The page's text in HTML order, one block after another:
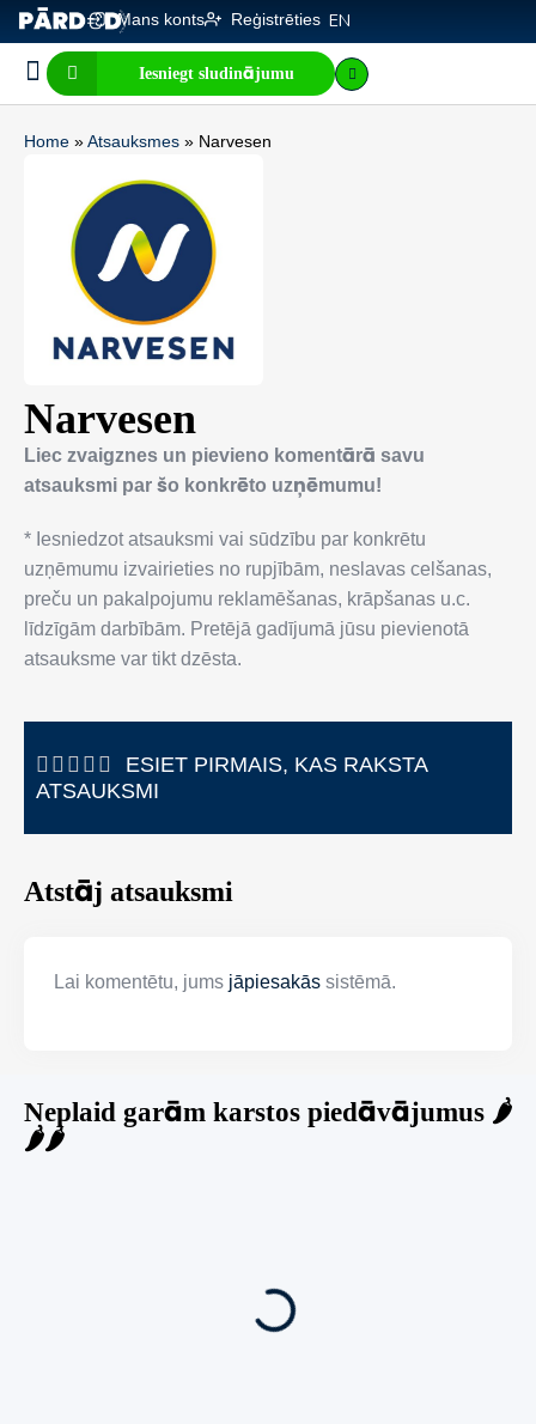
Mans konts Reģistrēties EN
Iesniegt sludinājumu
Home » Atsauksmes » Narvesen
Narvesen
Liec zvaigznes un pievieno komentārā savu
atsauksmi par šo konkrēto uzņēmumu!
* Iesniedzot atsauksmi vai sūdzību par konkrētu
uzņēmumu izvairieties no rupjībām, neslavas celšanas,
preču un pakalpojumu reklamēšanas, krāpšanas u.c.
līdzīgām darbībām. Pretējā gadījumā jūsu pievienotā
atsauksme var tikt dzēsta.
ESIET PIRMAIS, KAS RAKSTA
ATSAUKSMI
Atstāj atsauksmi
Lai komentētu, jums jāpiesakās sistēmā.
Neplaid garām karstos piedāvājumus 🌶️
🌶️🌶️
80 Ha Daudzfunkcionāls Investīciju Īpašums-
Zivju Audzētava, Brīvdienu Mājas, Briežu